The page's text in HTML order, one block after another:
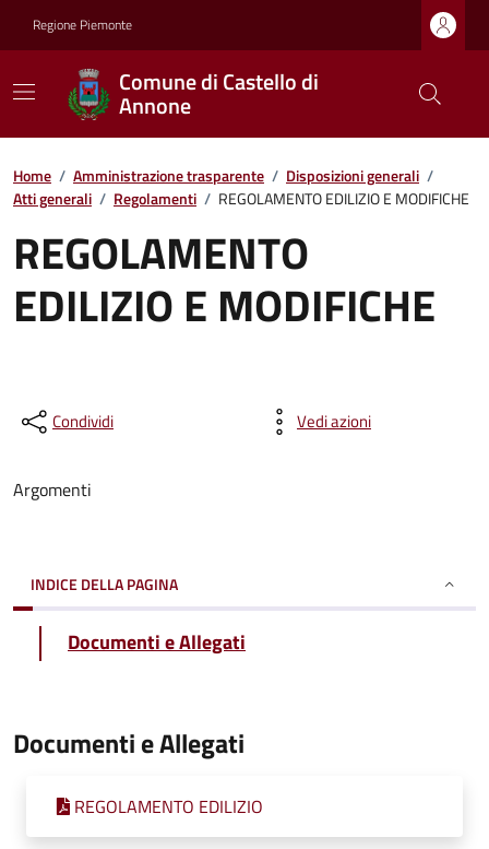
Regione Piemonte
Comune di Castello di
Annone
Home / Amministrazione trasparente / Disposizioni generali /
Atti generali / Regolamenti / REGOLAMENTO EDILIZIO E MODIFICHE
REGOLAMENTO
EDILIZIO E MODIFICHE
Condividi Vedi azioni
Argomenti
INDICE DELLA PAGINA
Documenti e Allegati
Documenti e Allegati
REGOLAMENTO EDILIZIO